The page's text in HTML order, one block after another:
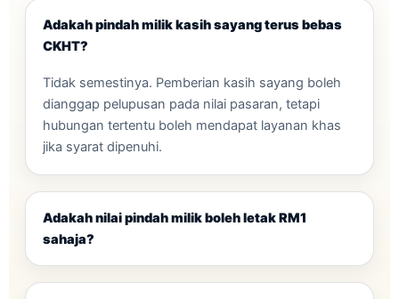
Adakah pindah milik kasih sayang terus bebas
CKHT?
Tidak semestinya. Pemberian kasih sayang boleh
dianggap pelupusan pada nilai pasaran, tetapi
hubungan tertentu boleh mendapat layanan khas
jika syarat dipenuhi.
Adakah nilai pindah milik boleh letak RM1
sahaja?